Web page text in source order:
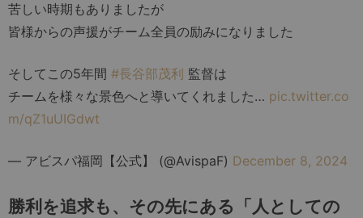
苦しい時期もありましたが
皆様からの声援がチーム全員の励みになりました
そしてこの5年間 #長谷部茂利 監督は
チームを様々な景色へと導いてくれました… pic.twitter.co
m/qZ1uUIGdwt
— アビスパ福岡【公式】 (@AvispaF) December 8, 2024
勝利を追求も、その先にある「人としての